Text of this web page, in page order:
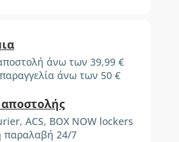
άνω των 39,99 €
άνω των 50 €
ACS, BOX NOW lockers
παραλαβή 24/7